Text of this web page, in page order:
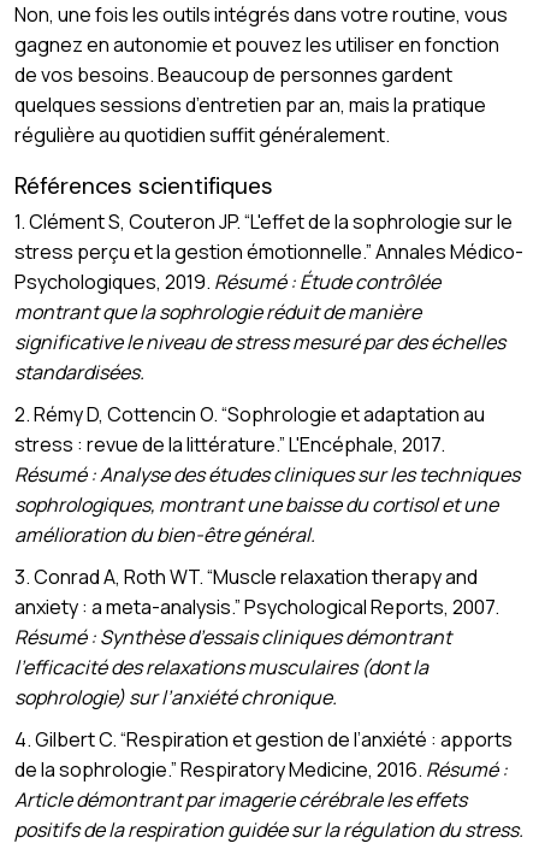
Non, une fois les outils intégrés dans votre routine, vous
gagnez en autonomie et pouvez les utiliser en fonction
de vos besoins. Beaucoup de personnes gardent
quelques sessions d’entretien par an, mais la pratique
régulière au quotidien suffit généralement.
Références scientifiques
1. Clément S, Couteron JP. “L'effet de la sophrologie sur le
stress perçu et la gestion émotionnelle.” Annales Médico-
Psychologiques, 2019. Résumé : Étude contrôlée
montrant que la sophrologie réduit de manière
significative le niveau de stress mesuré par des échelles
standardisées.
2. Rémy D, Cottencin O. “Sophrologie et adaptation au
stress : revue de la littérature.” L'Encéphale, 2017.
Résumé : Analyse des études cliniques sur les techniques
sophrologiques, montrant une baisse du cortisol et une
amélioration du bien-être général.
3. Conrad A, Roth WT. “Muscle relaxation therapy and
anxiety : a meta-analysis.” Psychological Reports, 2007.
Résumé : Synthèse d’essais cliniques démontrant
l’efficacité des relaxations musculaires (dont la
sophrologie) sur l’anxiété chronique.
4. Gilbert C. “Respiration et gestion de l’anxiété : apports
de la sophrologie.” Respiratory Medicine, 2016. Résumé :
Article démontrant par imagerie cérébrale les effets
positifs de la respiration guidée sur la régulation du stress.